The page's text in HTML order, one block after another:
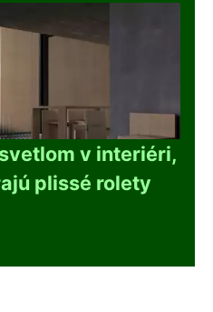
v interiéri,
plissé rolety